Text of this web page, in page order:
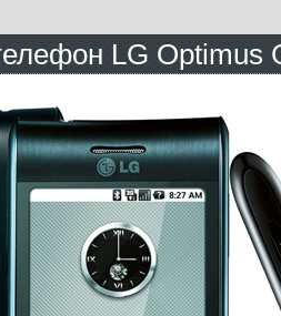
LG Optimus